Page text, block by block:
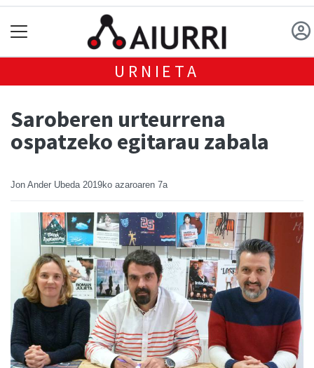
URNIETA
Saroberen urteurrena
ospatzeko egitarau zabala
Jon Ander Ubeda 2019ko azaroaren 7a